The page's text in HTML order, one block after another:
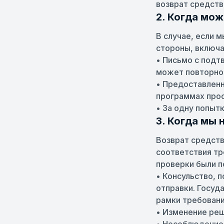
возврат
2. Когда
В случае, если
стороны,
• Письмо с
может повторно
•
программах
• За одну
3. Когда мы
Возврат
соответствия
проверки были
• Консульство,
отправки.
рамки
• Изменение